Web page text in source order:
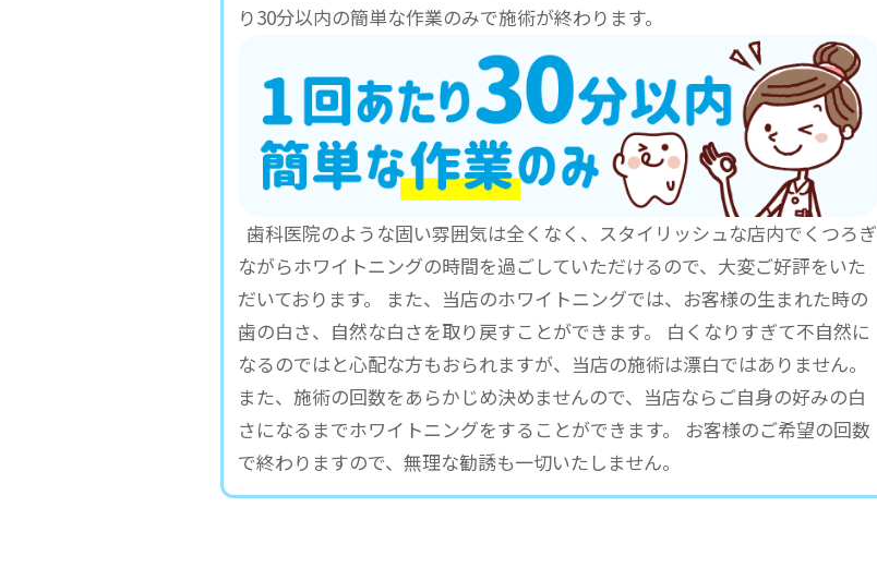
り30分以内の簡単な作業のみで施術が終わります。
歯科医院のような固い雰囲気は全くなく、スタイリッシュな店内でくつろぎ
ながらホワイトニングの時間を過ごしていただけるので、大変ご好評をいた
だいております。 また、当店のホワイトニングでは、お客様の生まれた時の
歯の白さ、自然な白さを取り戻すことができます。 白くなりすぎて不自然に
なるのではと心配な方もおられますが、当店の施術は漂白ではありません。
また、施術の回数をあらかじめ決めませんので、当店ならご自身の好みの白
さになるまでホワイトニングをすることができます。 お客様のご希望の回数
で終わりますので、無理な勧誘も一切いたしません。